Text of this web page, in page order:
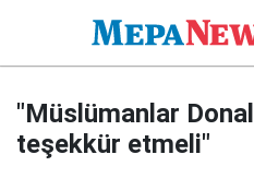
"Müslümanlar
teşekkür etmeli"